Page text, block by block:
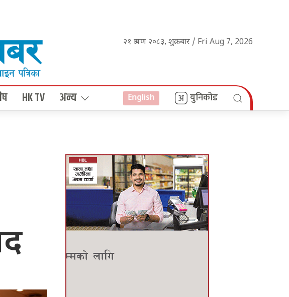
२१ श्रावण २०८३, शुक्रबार / Fri Aug 7, 2026
HK TV अन्य English युनिकोड